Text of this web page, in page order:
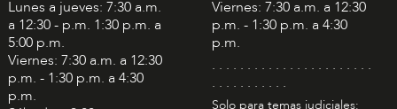
Lunes a jueves: 7:30 a.m.
a 12:30 - p.m. 1:30 p.m. a
5:00 p.m.
Viernes: 7:30 a.m. a 12:30
p.m. - 1:30 p.m. a 4:30
p.m.
Viernes: 7:30 a.m. a 12:30
p.m. - 1:30 p.m. a 4:30
p.m.
. . . . . . . . . . . . . . . . . . . . . . .
. . . . . . . . . . .
Solo para temas judiciales: